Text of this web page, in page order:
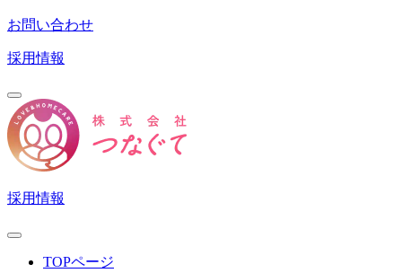
お問い合わせ
採用情報
採用情報
TOPページ